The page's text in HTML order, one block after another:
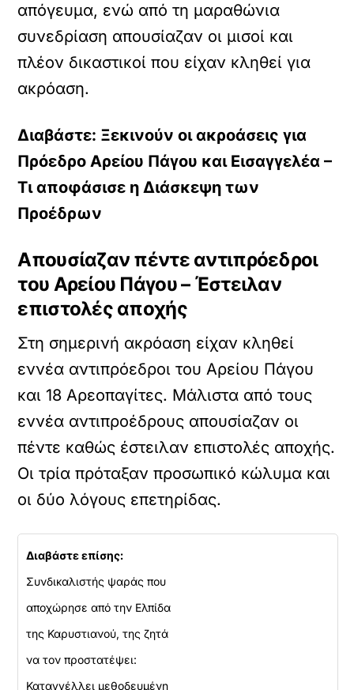
απόγευμα, ενώ από τη μαραθώνια
συνεδρίαση απουσίαζαν οι μισοί και
πλέον δικαστικοί που είχαν κληθεί για
ακρόαση.
Διαβάστε: Ξεκινούν οι ακροάσεις για
Πρόεδρο Αρείου Πάγου και Εισαγγελέα –
Τι αποφάσισε η Διάσκεψη των
Προέδρων
Απουσίαζαν πέντε αντιπρόεδροι
του Αρείου Πάγου – Έστειλαν
επιστολές αποχής
Στη σημερινή ακρόαση είχαν κληθεί
εννέα αντιπρόεδροι του Αρείου Πάγου
και 18 Αρεοπαγίτες. Μάλιστα από τους
εννέα αντιπροέδρους απουσίαζαν οι
πέντε καθώς έστειλαν επιστολές αποχής.
Οι τρία πρόταξαν προσωπικό κώλυμα και
οι δύο λόγους επετηρίδας.
Διαβάστε επίσης:
Συνδικαλιστής ψαράς που
αποχώρησε από την Ελπίδα
της Καρυστιανού, της ζητά
να τον προστατέψει:
Καταγγέλλει μεθοδευμένη